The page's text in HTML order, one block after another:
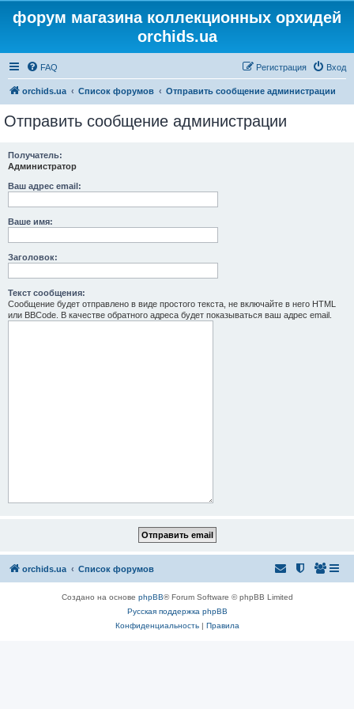
форум магазина коллекционных орхидей
orchids.ua
FAQ Вход
Регистрация
orchids.ua Список форумов Отправить сообщение администрации
Отправить сообщение администрации
Получатель:
Администратор
Ваш адрес email:
Ваше имя:
Заголовок:
Текст сообщения:
Сообщение будет отправлено в виде простого текста, не включайте в него HTML
или BBCode. В качестве обратного адреса будет показываться ваш адрес email.
orchids.ua Список форумов
Создано на основе phpBB® Forum Software © phpBB Limited
Русская поддержка phpBB
Конфиденциальность| Правила